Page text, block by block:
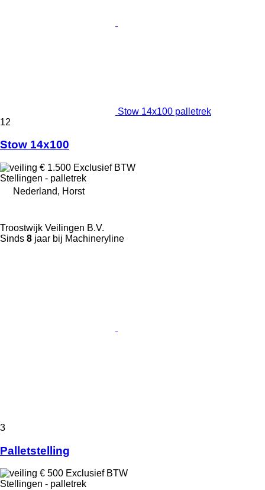
Stow 14x100 palletrek
12
Stow 14x100
€ 1.500 Exclusief BTW
Stellingen - palletrek
Nederland, Horst
Troostwijk Veilingen B.V.
Sinds 8 jaar bij Machineryline
3
Palletstelling
€ 500 Exclusief BTW
Stellingen - palletrek